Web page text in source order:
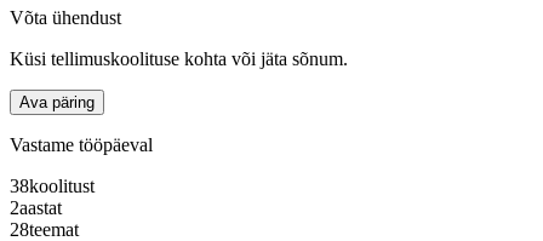
Võta ühendust
Küsi tellimuskoolituse kohta või jäta sõnum.
Ava päring
Vastame tööpäeval
38koolitust
2aastat
28teemat